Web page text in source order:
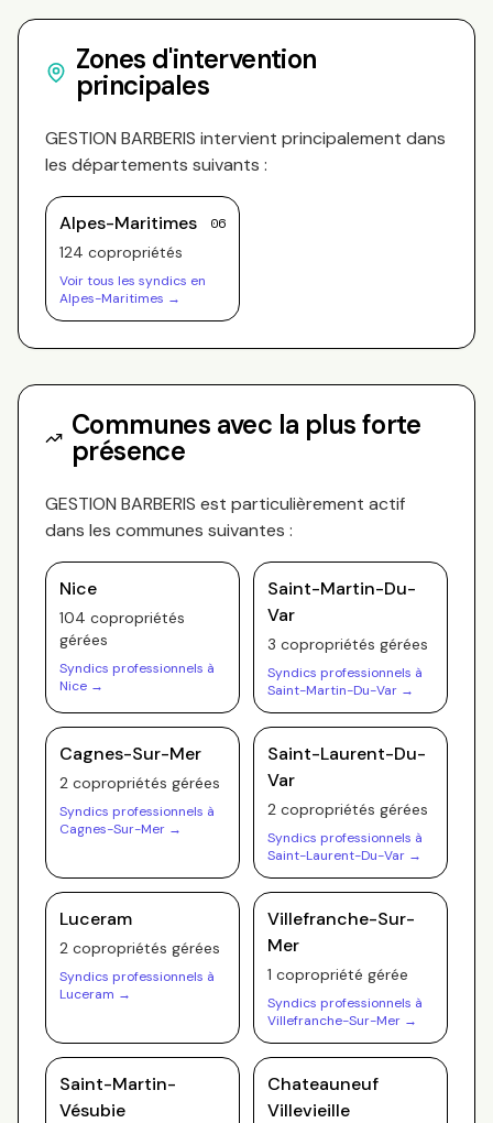
Zones d'intervention
principales
GESTION BARBERIS intervient principalement dans
les départements suivants :
Alpes-Maritimes 06
124 copropriétés
Voir tous les syndics en
Alpes-Maritimes →
Communes avec la plus forte
présence
GESTION BARBERIS est particulièrement actif
dans les communes suivantes :
Nice
104 copropriétés
gérées
Syndics professionnels à
Nice →
Saint-Martin-Du-
Var
3 copropriétés gérées
Syndics professionnels à
Saint-Martin-Du-Var →
Cagnes-Sur-Mer
2 copropriétés gérées
Syndics professionnels à
Cagnes-Sur-Mer →
Saint-Laurent-Du-
Var
2 copropriétés gérées
Syndics professionnels à
Saint-Laurent-Du-Var →
Luceram
2 copropriétés gérées
Syndics professionnels à
Luceram →
Villefranche-Sur-
Mer
1 copropriété gérée
Syndics professionnels à
Villefranche-Sur-Mer →
Saint-Martin-
Vésubie
Chateauneuf
Villevieille